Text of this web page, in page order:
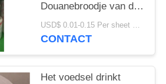
Douanebroodje van de
de Industriedruk voor
76mm Binnendiameter
USD$ 0.01-0.15 Per sheet MOQ:20.000 bladen 5 broodjes /100 ㎡
CONTACT
Het voedsel drinkt